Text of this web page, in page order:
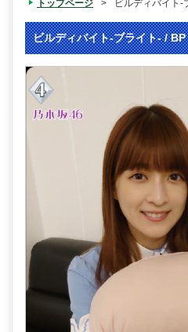
トップページ > ビルディバイト-
ビルディバイト-ブライト- /